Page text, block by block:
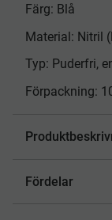
Färg: Blå
Material: Nitril
Typ: Puderfri,
Förpackning:
Fördelar